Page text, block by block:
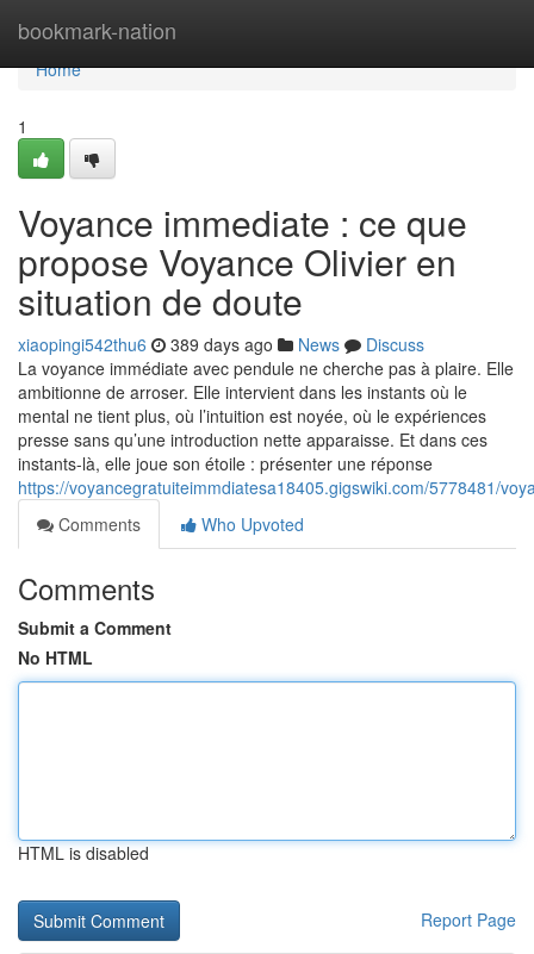
bookmark-nation
Home
Home
1
Voyance immediate : ce que
propose Voyance Olivier en
situation de doute
xiaopingi542thu6 389 days ago News
Discuss
La voyance immédiate avec pendule ne cherche pas à plaire. Elle
ambitionne de arroser. Elle intervient dans les instants où le
mental ne tient plus, où l’intuition est noyée, où le expériences
presse sans qu’une introduction nette apparaisse. Et dans ces
instants-là, elle joue son étoile : présenter une réponse
https://voyancegratuiteimmdiatesa18405.gigswiki.com/5778481/
Comments
Who Upvoted
Comments
Submit a Comment
No HTML
HTML is disabled
Report Page